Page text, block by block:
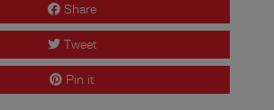
Share
Tweet
Pin it